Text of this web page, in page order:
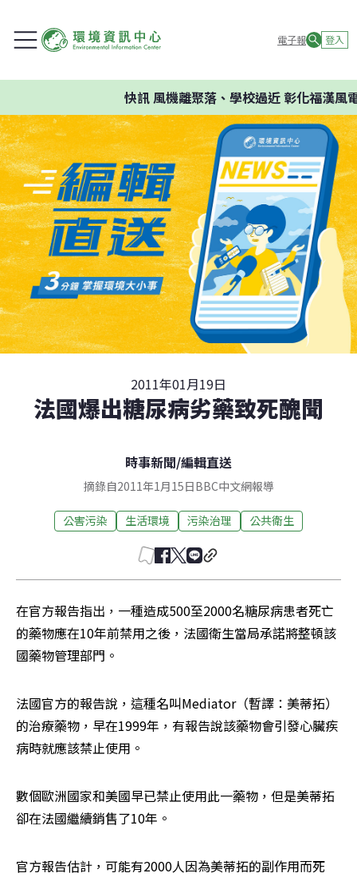
電子報 登入
快訊風機離聚落、學校過近 彰化福漢風電
2011年01月19日
法國爆出糖尿病劣藥致死醜聞
時事新聞/編輯直送
摘錄自2011年1月15日BBC中文網報導
公害污染 生活環境 污染治理 公共衛生
在官方報告指出，一種造成500至2000名糖尿病患者死亡
的藥物應在10年前禁用之後，法國衛生當局承諾將整頓該
國藥物管理部門。
法國官方的報告說，這種名叫Mediator（暫譯：美蒂拓）
的治療藥物，早在1999年，有報告說該藥物會引發心臟疾
病時就應該禁止使用。
數個歐洲國家和美國早已禁止使用此一藥物，但是美蒂拓
卻在法國繼續銷售了10年。
官方報告估計，可能有2000人因為美蒂拓的副作用而死